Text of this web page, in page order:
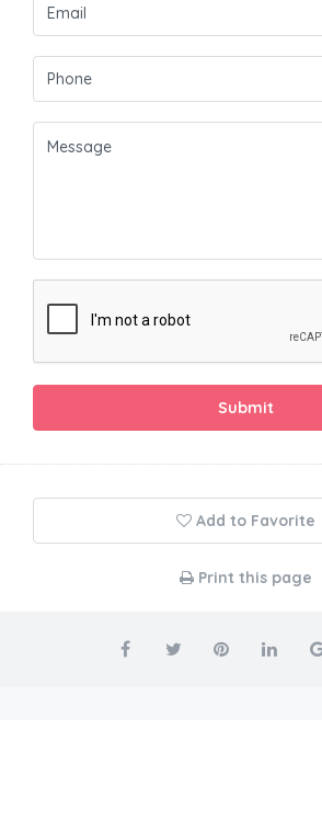
Submit
Add to Favorite
Print this page